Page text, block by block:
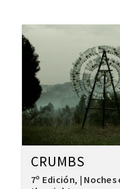
CRUMBS
7º Edición, |